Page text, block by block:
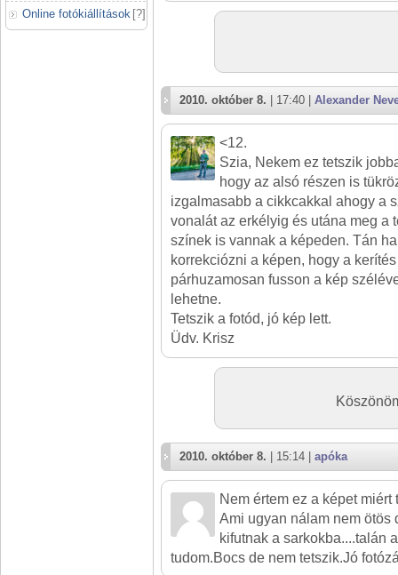
Online fotókiállítások [?]
2010. október 8. | 17:40 | Alexander
<12.
Szia, Nekem ez tetszik
hogy az alsó részen is
izgalmasabb a cikkcakkal ahogy a
vonalát az erkélyig és utána meg a
színek is vannak a képeden. Tán
korrekciózni a képen, hogy a
párhuzamosan fusson a kép
lehetne.
Tetszik a fotód, jó kép lett.
Üdv. Krisz
2010. október 8. | 15:14 | apóka
Nem értem ez a képet
Ami ugyan nálam nem ötös
kifutnak a sarkokba....talán
tudom.Bocs de nem tetszik.Jó